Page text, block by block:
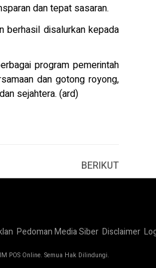
dan tepat sasaran.
berhasil disalurkan kepada
program pemerintah
dan gotong royong,
sejahtera. (ard)
BERIKUT
Pedoman Media Siber Disclaimer
POS Online. Semua Hak Dilindungi.